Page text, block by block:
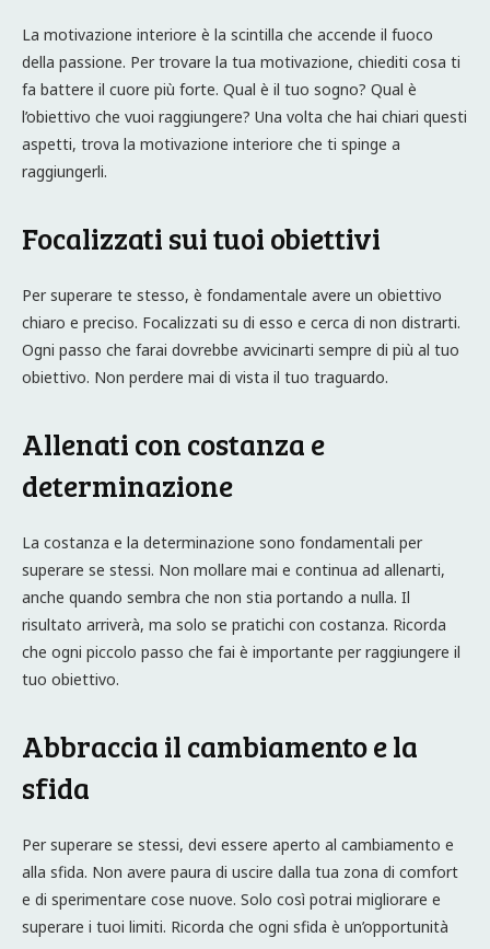
La motivazione interiore è la scintilla che accende il fuoco
della passione. Per trovare la tua motivazione, chiediti cosa ti
fa battere il cuore più forte. Qual è il tuo sogno? Qual è
l’obiettivo che vuoi raggiungere? Una volta che hai chiari questi
aspetti, trova la motivazione interiore che ti spinge a
raggiungerli.
Focalizzati sui tuoi obiettivi
Per superare te stesso, è fondamentale avere un obiettivo
chiaro e preciso. Focalizzati su di esso e cerca di non distrarti.
Ogni passo che farai dovrebbe avvicinarti sempre di più al tuo
obiettivo. Non perdere mai di vista il tuo traguardo.
Allenati con costanza e
determinazione
La costanza e la determinazione sono fondamentali per
superare se stessi. Non mollare mai e continua ad allenarti,
anche quando sembra che non stia portando a nulla. Il
risultato arriverà, ma solo se pratichi con costanza. Ricorda
che ogni piccolo passo che fai è importante per raggiungere il
tuo obiettivo.
Abbraccia il cambiamento e la
sfida
Per superare se stessi, devi essere aperto al cambiamento e
alla sfida. Non avere paura di uscire dalla tua zona di comfort
e di sperimentare cose nuove. Solo così potrai migliorare e
superare i tuoi limiti. Ricorda che ogni sfida è un’opportunità